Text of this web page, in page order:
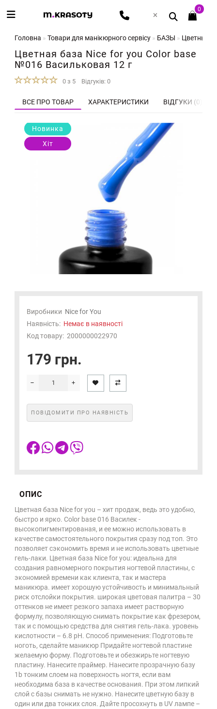
0
Головна Товари для манікюрного сервісу БАЗЫ Цветные
Цветная база Nice for you Color base
№016 Васильковая 12 г
0 з 5 Відгуків: 0
ВСЕ ПРО ТОВАР ХАРАКТЕРИСТИКИ ВІДГУКИ (0)
Новинка
Хіт
Виробники Nice for You
Наявність: Немає в наявності
Код товару: 2000000022970
179 грн.
ПОВІДОМИТИ ПРО НАЯВНІСТЬ
ОПИС
Цветная база Nice for you – хит продаж, ведь это удобно,
быстро и ярко. Color base 016 Василек -
высокопигментированая, и ее можно использовать в
качестве самостоятельного покрытия сразу под топ. Это
позволяет сэкономить время и не использовать цветные
гель-лаки. Цветная база Nice for you: идеальна для
создания равномерного покрытия ногтевой пластины, с
экономией времени как клиента, так и мастера
маникюра. имеет хорошую устойчивость и минимальный
риск отслойки покрытия. широкая цветовая палитра – 30
оттенков не имеет резкого запаха имеет растворную
формулу, позволяющую снимать покрытие как фрезером,
так и с помощью средства для снятия гель-лака. уровень
кислотности – 6.8 рН. Способ применения: Подготовьте
ноготь, сделайте маникюр Придайте ногтевой пластине
желаемую форму. Подготовьте и обезжирьте ногтевую
пластину. Нанесите праймер. Нанесите прозрачную базу
1b тонким слоем на поверхность ногтя, если вам
необходима база в качестве основания. При этом липкий
слой с базы снимать не нужно. Нанесите цветную базу в
один или два тонких слоя. Дайте просохнуть в UV лампе –